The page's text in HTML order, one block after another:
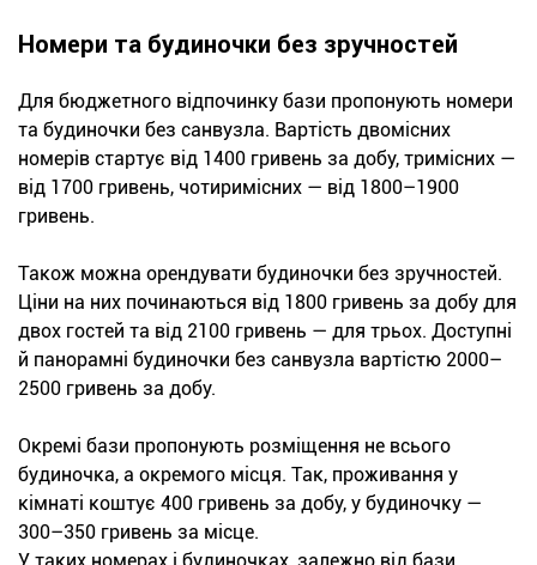
Номери та будиночки без зручностей
Для бюджетного відпочинку бази пропонують номери
та будиночки без санвузла. Вартість двомісних
номерів стартує від 1400 гривень за добу, тримісних —
від 1700 гривень, чотиримісних — від 1800–1900
гривень.
Також можна орендувати будиночки без зручностей.
Ціни на них починаються від 1800 гривень за добу для
двох гостей та від 2100 гривень — для трьох. Доступні
й панорамні будиночки без санвузла вартістю 2000–
2500 гривень за добу.
Окремі бази пропонують розміщення не всього
будиночка, а окремого місця. Так, проживання у
кімнаті коштує 400 гривень за добу, у будиночку —
300–350 гривень за місце.